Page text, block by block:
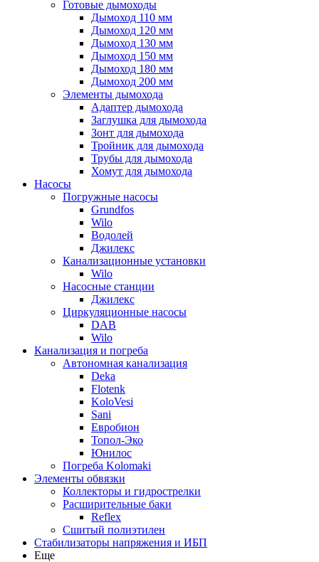
Готовые дымоходы
Дымоход 110 мм
Дымоход 120 мм
Дымоход 130 мм
Дымоход 150 мм
Дымоход 180 мм
Дымоход 200 мм
Элементы дымохода
Адаптер дымохода
Заглушка для дымохода
Зонт для дымохода
Тройник для дымохода
Трубы для дымохода
Хомут для дымохода
Насосы
Погружные насосы
Grundfos
Wilo
Водолей
Джилекс
Канализационные установки
Wilo
Насосные станции
Джилекс
Циркуляционные насосы
DAB
Wilo
Канализация и погреба
Автономная канализация
Deka
Flotenk
KoloVesi
Sani
Евробион
Топол-Эко
Юнилос
Погреба Kolomaki
Элементы обвязки
Коллекторы и гидрострелки
Расширительные баки
Reflex
Сшитый полиэтилен
Стабилизаторы напряжения и ИБП
Еще